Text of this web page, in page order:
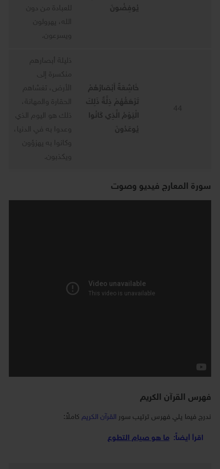
يُوفِضُونَ
للعبادة من دون
الله، يهرولون
ويسرعون.
44
خَاشِعَةً أَبْصَارُهُمْ
تَرْهَقُهُمْ ذِلَّةٌ ذَلِكَ
الْيَوْمُ الَّذِي كَانُوا
يُوعَدُونَ
ذليلة أبصارهم
منكسرة إلى
الأرض، تغشاهم
الحقارة والمهانة،
ذلك هو اليوم الذي
وعدوا به في الدنيا،
وكانوا به يهزؤون
ويكذبون.
سورة المعارج فيديو وصوت
فهرس القرآن الكريم
ندرج فيما يلي فهرس ترتيب سور القرآن الكريمكاملاً:
اقرأ أيضاً: ما هو صيام التطوع